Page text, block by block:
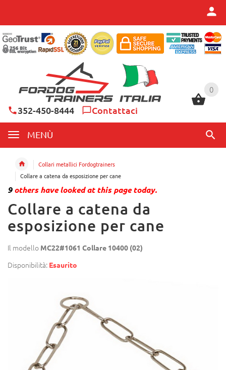
0
352-450-8444 Contattaci
MENÙ
0
Collari metallici Fordogtrainers
Collare a catena da esposizione per cane
9others have looked at this page today.
Collare a catena da
esposizione per cane
Il modello MC22#1061 Collare 10400 (02)
Disponibilità: Esaurito